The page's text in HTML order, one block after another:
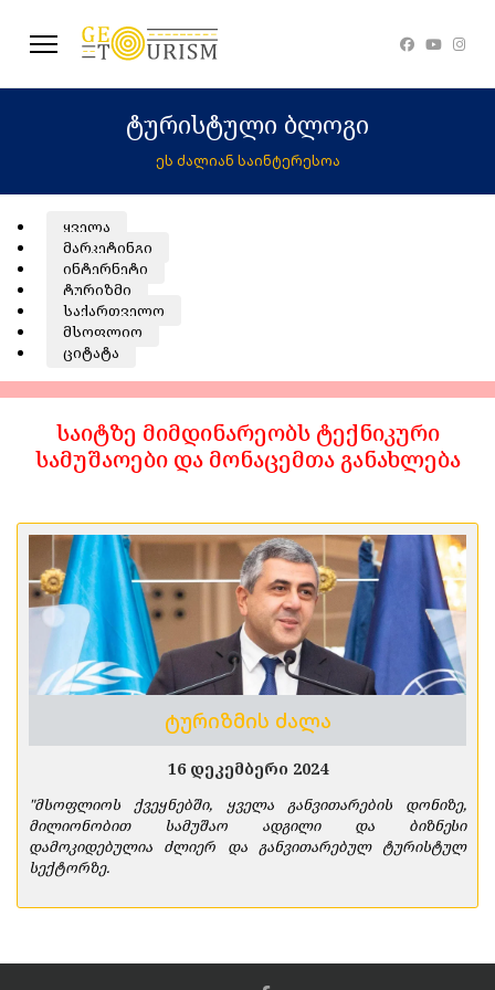
ტურისტული ბლოგი
ეს ძალიან საინტერესოა
ყველა
მარკეტინგი
ინტერნეტი
ტურიზმი
საქართველო
მსოფლიო
ციტატა
საიტზე მიმდინარეობს ტექნიკური
სამუშაოები და მონაცემთა განახლება
ტურიზმის ძალა
16 დეკემბერი 2024
"მსოფლიოს ქვეყნებში, ყველა განვითარების დონიზე,
მილიონობით სამუშაო ადგილი და ბიზნესი
დამოკიდებულია ძლიერ და განვითარებულ ტურისტულ
სექტორზე.